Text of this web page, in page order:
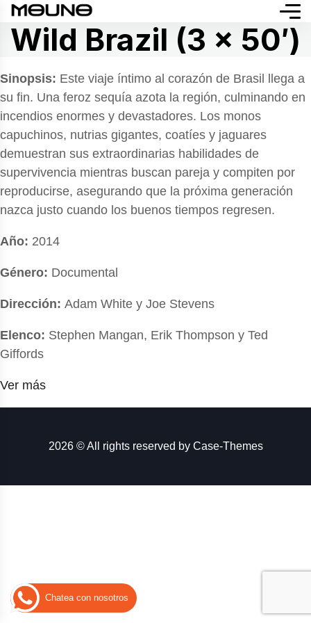
Wild Brazil (3 x 50′)
Sinopsis: Este viaje íntimo al corazón de Brasil llega a
su fin. Una feroz sequía azota la región, culminando en
incendios enormes y devastadores. Los monos
capuchinos, nutrias gigantes, coatíes y jaguares
demuestran sus extraordinarias habilidades de
supervivencia mientras buscan pareja y compiten por
reproducirse, asegurando que la próxima generación
nazca justo cuando los buenos tiempos regresen.
Año: 2014
Género: Documental
Dirección: Adam White y Joe Stevens
Elenco: Stephen Mangan, Erik Thompson y Ted
Giffords
Ver más
2026 © All rights reserved by Case-Themes
Chatea con nosotros